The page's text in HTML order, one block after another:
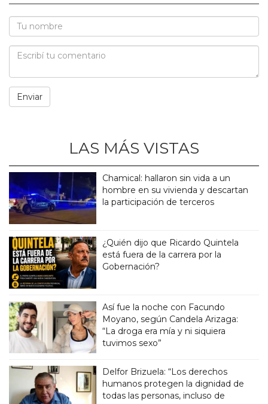
LAS MÁS VISTAS
Chamical: hallaron sin vida a un
hombre en su vivienda y descartan
la participación de terceros
¿Quién dijo que Ricardo Quintela
está fuera de la carrera por la
Gobernación?
Así fue la noche con Facundo
Moyano, según Candela Arizaga:
“La droga era mía y ni siquiera
tuvimos sexo”
Delfor Brizuela: “Los derechos
humanos protegen la dignidad de
todas las personas, incluso de